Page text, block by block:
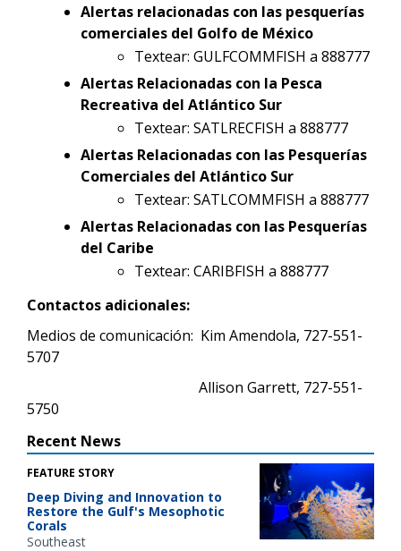
Alertas relacionadas con las pesquerías
comerciales del Golfo de México
Textear: GULFCOMMFISH a 888777
Alertas Relacionadas con la Pesca
Recreativa del Atlántico Sur
Textear: SATLRECFISH a 888777
Alertas Relacionadas con las Pesquerías
Comerciales del Atlántico Sur
Textear: SATLCOMMFISH a 888777
Alertas Relacionadas con las Pesquerías
del Caribe
Textear: CARIBFISH a 888777
Contactos adicionales:
Medios de comunicación: Kim Amendola, 727-551-
5707
Allison Garrett, 727-551-
5750
Recent News
FEATURE STORY
Deep Diving and Innovation to
Restore the Gulf's Mesophotic
Corals
Southeast